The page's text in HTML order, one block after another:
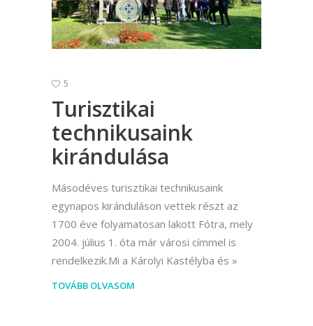
5
Turisztikai
technikusaink
kirándulása
Másodéves turisztikai technikusaink
egynapos kiránduláson vettek részt az
1700 éve folyamatosan lakott Fótra, mely
2004. július 1. óta már városi címmel is
rendelkezik.Mi a Károlyi Kastélyba és
TOVÁBB OLVASOM